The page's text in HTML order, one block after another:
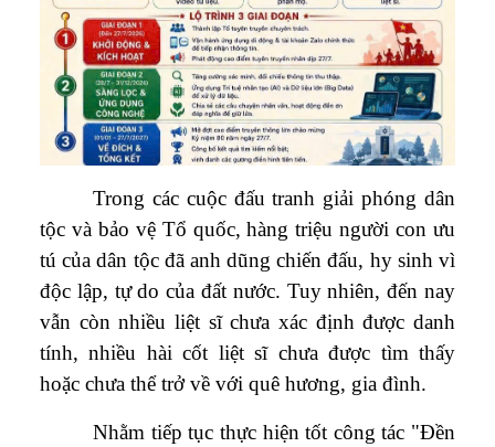
Trong các cuộc đấu tranh giải phóng dân
tộc và bảo vệ Tổ quốc, hàng triệu người con ưu
tú của dân tộc đã anh dũng chiến đấu, hy sinh vì
độc lập, tự do của đất nước. Tuy nhiên, đến nay
vẫn còn nhiều liệt sĩ chưa xác định được danh
tính, nhiều hài cốt liệt sĩ chưa được tìm thấy
hoặc chưa thể trở về với quê hương, gia đình.
Nhằm tiếp tục thực hiện tốt công tác "Đền